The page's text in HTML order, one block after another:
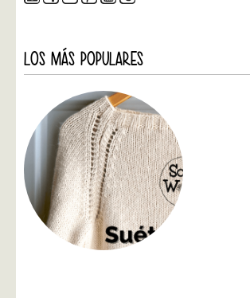
LOS MÁS POPULARES